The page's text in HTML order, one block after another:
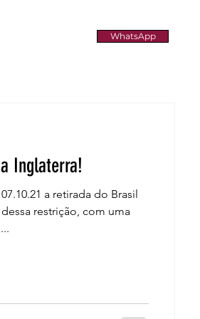
WhatsApp
Inglaterra!
a retirada do Brasil
restrição, com uma